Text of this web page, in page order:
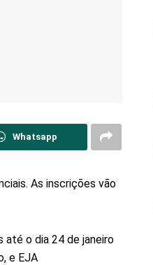
Whatsapp
As inscrições vão
até o dia 24 de janeiro
e EJA